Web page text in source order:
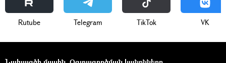
Rutube Telegram ТikТоk VK